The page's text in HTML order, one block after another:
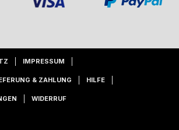
IMPRESSUM
& ZAHLUNG HILFE
WIDERRUF